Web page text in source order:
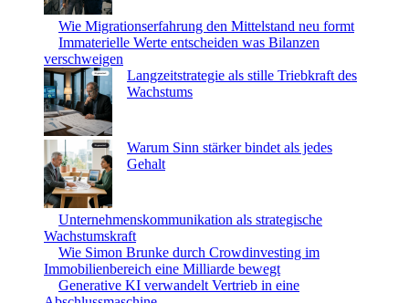
Wie Migrationserfahrung den Mittelstand neu formt
Immaterielle Werte entscheiden was Bilanzen
verschweigen
Langzeitstrategie als stille Triebkraft des
Wachstums
Warum Sinn stärker bindet als jedes
Gehalt
Unternehmenskommunikation als strategische
Wachstumskraft
Wie Simon Brunke durch Crowdinvesting im
Immobilienbereich eine Milliarde bewegt
Generative KI verwandelt Vertrieb in eine